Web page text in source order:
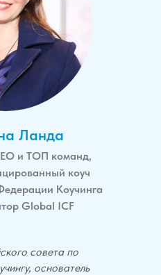
Ланда
и ТОП команд,
коуч
Коучинга
Global ICF
совета по
основатель